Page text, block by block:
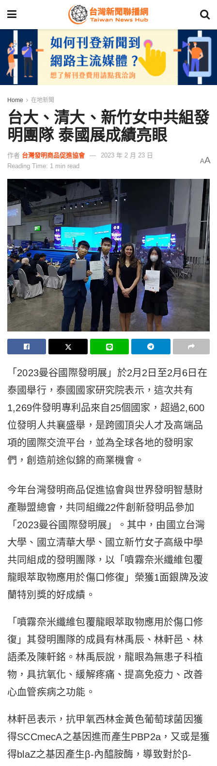
Home 在地新聞
台大、清大、新竹女中共組發
明團隊 泰國展成績亮眼
作者 台灣發明商品促進協會
2023 年 2 月 23 日
Reading Time: 1 min read
AA
「2023曼谷國際發明展」於2月2日至2月6日在
泰國舉行，泰國國家研究院表示，這次共有
1,269件發明專利品來自25個國家，超過2,600
位發明人共襄盛舉，是跨國頂尖人才及高端品
項的國際交流平台，並為全球各地的發明家
們，創造前途似錦的商業機會。
今年台灣發明商品促進協會與世界發明智慧財
產聯盟總會，共同組織22件創新發明品參加
「2023曼谷國際發明展」。其中，由國立台灣
大學、國立清華大學、國立新竹女子高級中學
共同組成的發明團隊，以「噴霧奈米纖維包覆
龍眼萃取物應用於傷口修復」榮獲1面銀牌及波
蘭特別獎的好成績。
「噴霧奈米纖維包覆龍眼萃取物應用於傷口修
復」其發明團隊的成員有林禹辰、林軒邑、林
語柔及陳軒銘。林禹辰說，龍眼為無患子科植
物，具抗氧化、緩解疼痛、提高免疫力、改善
心血管疾病之功能。
林軒邑表示，抗甲氧西林金黃色葡萄球菌因獲
得SCCmecA之基因進而產生PBP2a，又或是獲
得blaZ之基因產生β-內醯胺酶，導致對於β-